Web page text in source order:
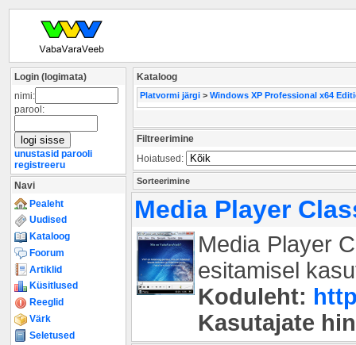
Login (logimata)
nimi:
parool:
unustasid parooli
registreeru
Navi
Pealeht
Uudised
Kataloog
Foorum
Artiklid
Küsitlused
Reeglid
Värk
Seletused
Kataloog
Platvormi järgi > Windows XP Professional x64
Filtreerimine
Hoiatused:
Sorteerimine
Media Player
Media Player
esitamisel
Koduleht:
Kasutajate